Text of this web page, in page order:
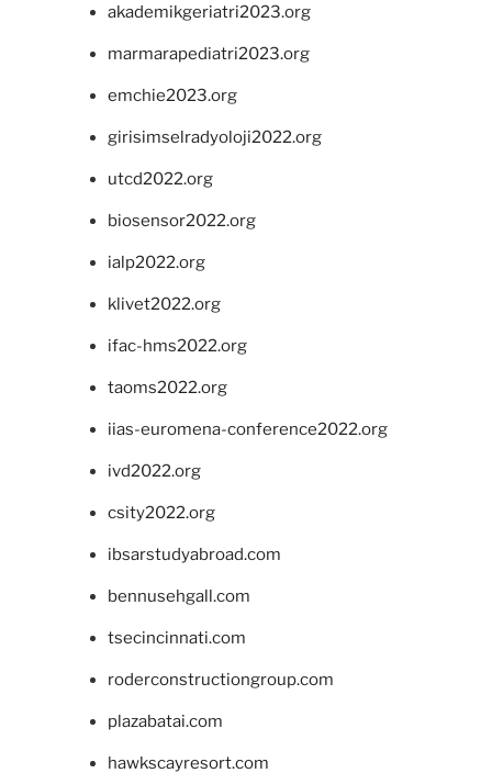
akademikgeriatri2023.org
marmarapediatri2023.org
emchie2023.org
girisimselradyoloji2022.org
utcd2022.org
biosensor2022.org
ialp2022.org
klivet2022.org
ifac-hms2022.org
taoms2022.org
iias-euromena-conference2022.org
ivd2022.org
csity2022.org
ibsarstudyabroad.com
bennusehgall.com
tsecincinnati.com
roderconstructiongroup.com
plazabatai.com
hawkscayresort.com